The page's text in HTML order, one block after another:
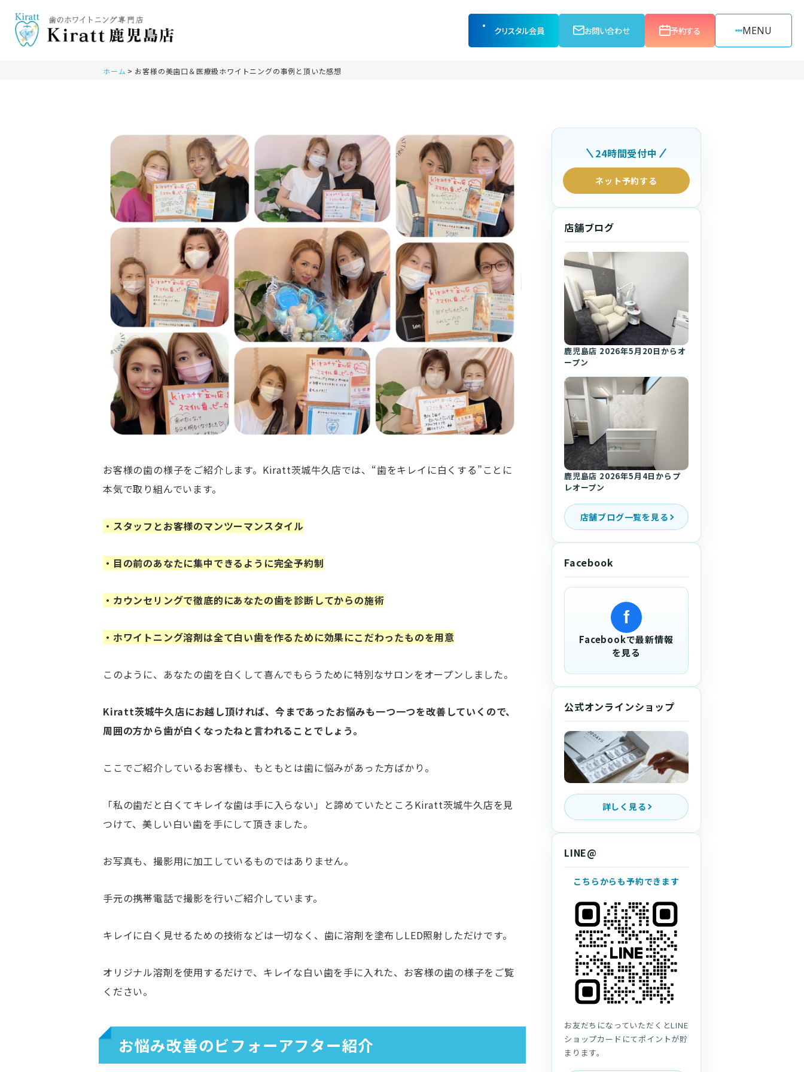
クリスタル会員 お問い合わせ 予約する MENU
ホーム お客様の美歯口＆医療級ホワイトニングの事例と頂いた感想
お客様の歯の様子をご紹介します。Kiratt茨城牛久店では、“歯をキレイに白くする”ことに
本気で取り組んでいます。
・スタッフとお客様のマンツーマンスタイル
・目の前のあなたに集中できるように完全予約制
・カウンセリングで徹底的にあなたの歯を診断してからの施術
・ホワイトニング溶剤は全て白い歯を作るために効果にこだわったものを用意
このように、あなたの歯を白くして喜んでもらうために特別なサロンをオープンしました。
Kiratt茨城牛久店にお越し頂ければ、今まであったお悩みも一つ一つを改善していくので、
周囲の方から歯が白くなったねと言われることでしょう。
ここでご紹介しているお客様も、もともとは歯に悩みがあった方ばかり。
「私の歯だと白くてキレイな歯は手に入らない」と諦めていたところKiratt茨城牛久店を見
つけて、美しい白い歯を手にして頂きました。
お写真も、撮影用に加工しているものではありません。
手元の携帯電話で撮影を行いご紹介しています。
キレイに白く見せるための技術などは一切なく、歯に溶剤を塗布しLED照射しただけです。
オリジナル溶剤を使用するだけで、キレイな白い歯を手に入れた、お客様の歯の様子をご覧
ください。
お悩み改善のビフォーアフター紹介
24時間受付中
ネット予約する
店舗ブログ
鹿児島店 2026年5月20日からオ
ープン
鹿児島店 2026年5月4日からプ
レオープン
店舗ブログ一覧を見る
Facebook
f
Facebookで最新情報
を見る
公式オンラインショップ
詳しく見る
LINE@
こちらからも予約できます
お友だちになっていただくとLINE
ショップカードにてポイントが貯
まります。